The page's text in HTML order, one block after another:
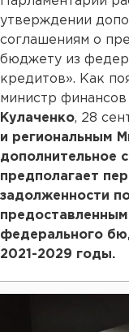
утверждении
соглашениям о
бюджету из
кредитов». Как
министр
Кулаченко, 28
и региональным
дополнительное
предполагает
задолженности
федерального
2021-2029 годы.